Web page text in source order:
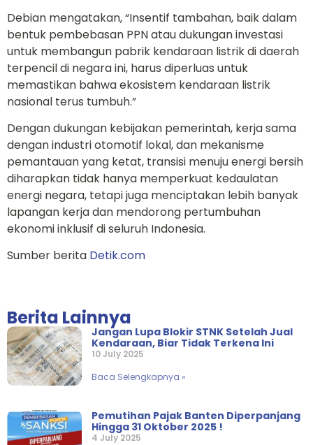
Debian mengatakan, “Insentif tambahan, baik dalam
bentuk pembebasan PPN atau dukungan investasi
untuk membangun pabrik kendaraan listrik di daerah
terpencil di negara ini, harus diperluas untuk
memastikan bahwa ekosistem kendaraan listrik
nasional terus tumbuh.”
Dengan dukungan kebijakan pemerintah, kerja sama
dengan industri otomotif lokal, dan mekanisme
pemantauan yang ketat, transisi menuju energi bersih
diharapkan tidak hanya memperkuat kedaulatan
energi negara, tetapi juga menciptakan lebih banyak
lapangan kerja dan mendorong pertumbuhan
ekonomi inklusif di seluruh Indonesia.
Sumber berita Detik.com
Berita Lainnya
Jangan Lupa Blokir STNK Setelah Jual
Kendaraan, Biar Tidak Terkena Ini
10 July 2025
Baca Selengkapnya »
Pemutihan Pajak Banten Diperpanjang
Hingga 31 Oktober 2025 !
4 July 2025